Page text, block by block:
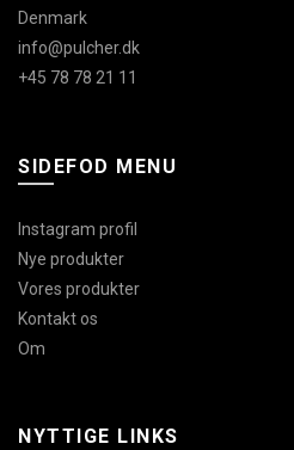
Denmark
info@pulcher.dk
+45 78 78 21 11
SIDEFOD MENU
Instagram profil
Nye produkter
Vores produkter
Kontakt os
Om
NYTTIGE LINKS